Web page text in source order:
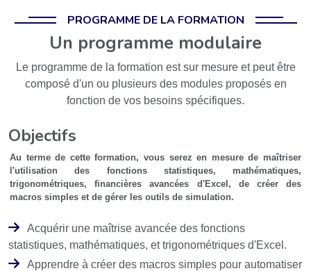
PROGRAMME DE LA FORMATION
Un programme modulaire
Le programme de la formation est sur mesure et peut être
composé d'un ou plusieurs des modules proposés en
fonction de vos besoins spécifiques.
Objectifs
Au terme de cette formation, vous serez en mesure de maîtriser
l'utilisation des fonctions statistiques, mathématiques,
trigonométriques, financières avancées d'Excel, de créer des
macros simples et de gérer les outils de simulation.
Acquérir une maîtrise avancée des fonctions
statistiques, mathématiques, et trigonométriques d'Excel.
Apprendre à créer des macros simples pour automatiser